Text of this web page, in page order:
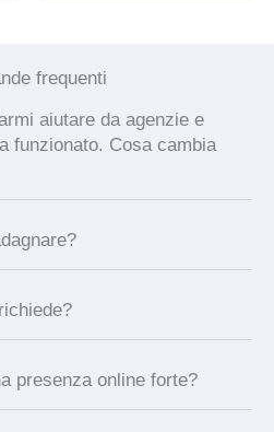
frequenti
aiutare da agenzie e
funzionato. Cosa cambia
presenza online forte?